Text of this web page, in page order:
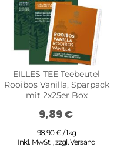
EILLES TEE Teebeutel
Rooibos Vanilla, Sparpack
mit 2x25er Box
9,89 €
98,90 € / 1kg
Inkl. MwSt. ,zzgl.Versand